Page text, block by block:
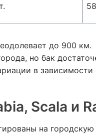
до 900 км.
но бак
в зависимости
Scala и
на городскую